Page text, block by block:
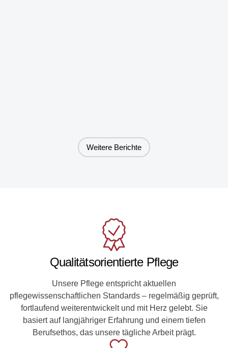
Weitere Berichte
Qualitätsorientierte Pflege
Unsere Pflege entspricht aktuellen
pflegewissenschaftlichen Standards – regelmäßig geprüft,
fortlaufend weiterentwickelt und mit Herz gelebt. Sie
basiert auf langjähriger Erfahrung und einem tiefen
Berufsethos, das unsere tägliche Arbeit prägt.